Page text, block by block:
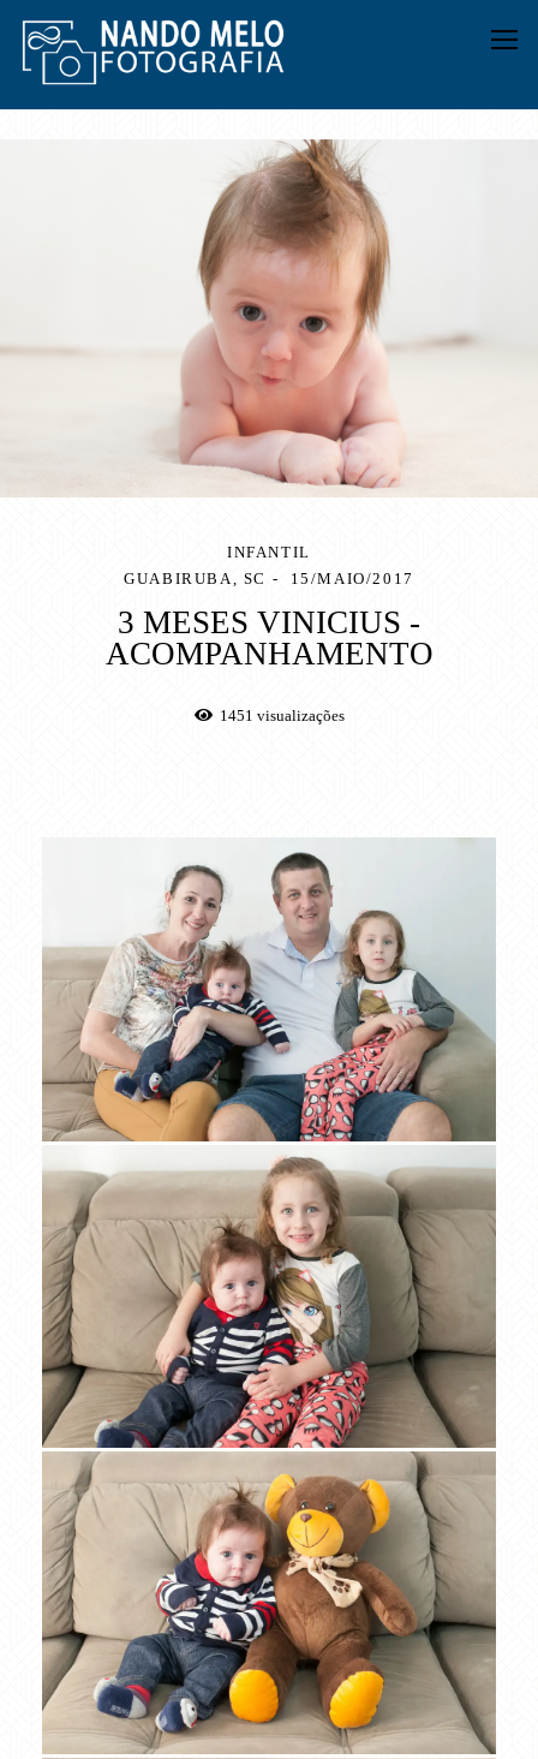
INFANTIL
GUABIRUBA, SC
15/MAIO/2017
3 MESES VINICIUS -
ACOMPANHAMENTO
1451 visualizações